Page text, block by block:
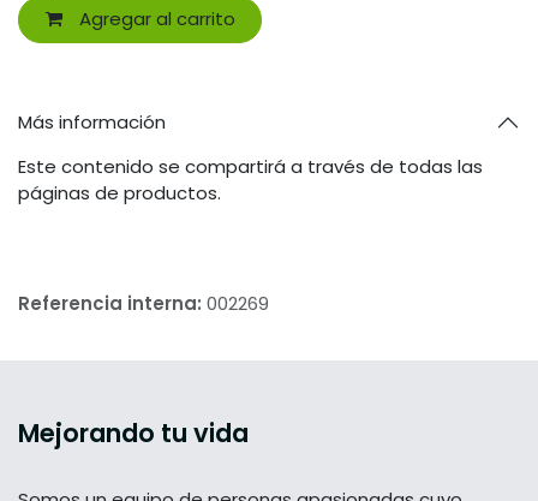
Agregar al carrito
Más información
Este contenido se compartirá a través de todas las
páginas de productos.
Referencia interna: 002269
Mejorando tu vida